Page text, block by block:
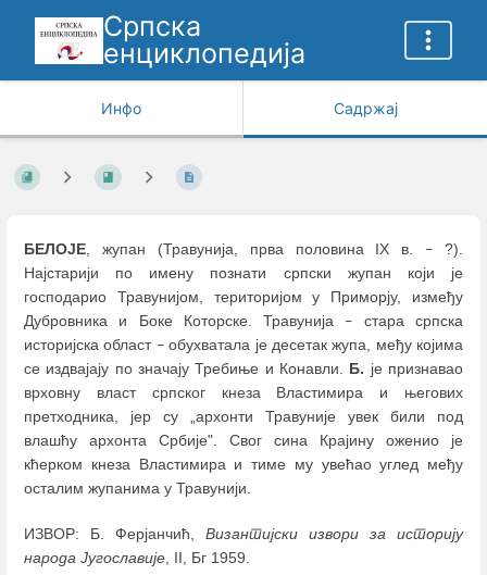
Српска
енциклопедија
Инфо Садржај
БЕЛОЈЕ, жупан (Травунија, прва половина IX в. – ?).
Најстарији по имену познати српски жупан који је
господарио Травунијом, територијом у Приморју, између
Дубровника и Боке Которске. Травунија – стара српска
историјска област –обухватала је десетак жупа, међу којима
се издвајају по значају Требиње и Конавли. Б. је признавао
врховну власт српског кнеза Властимира и његових
претходника, јер су „архонти Травуније увек били под
влашћу архонта Србије". Свог сина Крајину оженио је
кћерком кнеза Властимира и тиме му увећао углед међу
осталим жупанима у Травунији.
ИЗВОР: Б. Ферјанчић, Византијски извори за историју
народа Југославије , II, Бг 1959.